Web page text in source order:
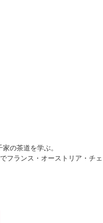
の茶道を学ぶ。
フランス・オーストリア・チェ